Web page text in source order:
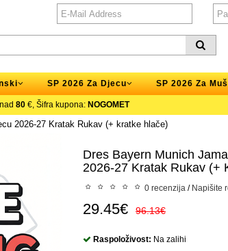
SP 2026 Za Djecu SP 2026 Za
80 €, Šifra kupona: NOGOMET
2026-27 Kratak Rukav (+ kratke hlače)
Dres Bayern Munich
2026-27 Kratak Rukav (+
0 recenzija / Napišite
29.45€ 96.13€
Raspoloživost: Na zalihi